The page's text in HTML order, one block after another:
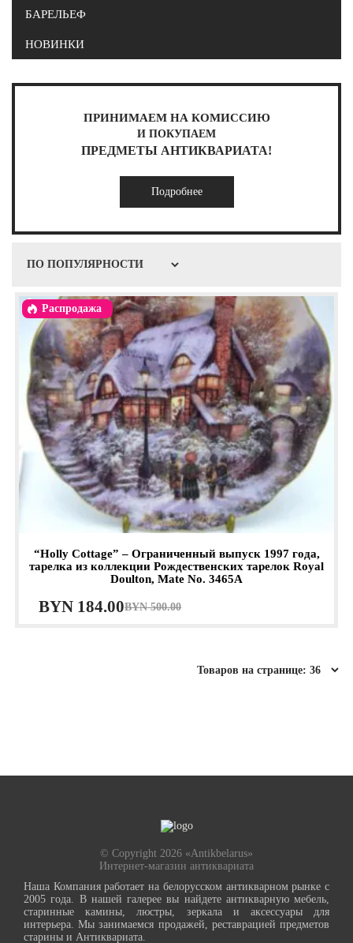
БАРЕЛЬЕФ
НОВИНКИ
ПРИНИМАЕМ НА КОМИССИЮ
И ПОКУПАЕМ
ПРЕДМЕТЫ АНТИКВАРИАТА!
Подробнее
Распродажа
“Holly Cottage” – Ограниченный выпуск 1997 года,
тарелка из коллекции Рождественских тарелок Royal
Doulton, Mate No. 3465A
BYN500.00
Первоначальная
BYN 184.00Текущая
© Copyright 2026 «Antikbelarus»
Интернет-магазин антиквариата
Наша Компания работает на белорусском антикварном рынке с
2005 года. В нашей галерее вы найдете антикварную мебель,
старинные камины, люстры, зеркала и аксессуары для
интерьера. Мы занимаемся продажей, реставрацией предметов
старины и Антиквариата.